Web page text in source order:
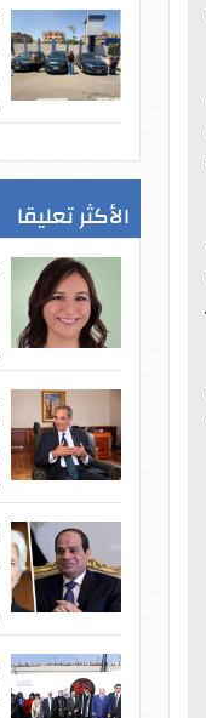
الأكثر تعليقا